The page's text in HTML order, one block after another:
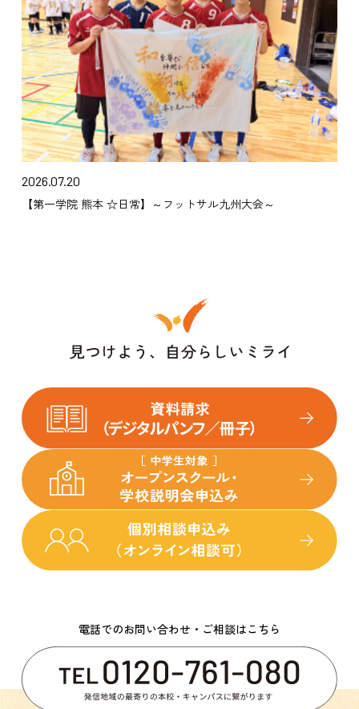
2026.07.20
【第一学院 熊本 ☆日常】～フットサル九州大会～
電話でのお問い合わせ・ご相談はこちら